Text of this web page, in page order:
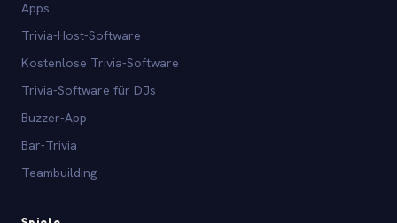
Apps
Trivia-Host-Software
Kostenlose Trivia-Software
Trivia-Software für DJs
Buzzer-App
Bar-Trivia
Teambuilding